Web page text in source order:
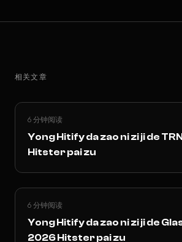
相关文章
6 分钟阅读
Yong Hitify da zao ni zi ji de
Hitster pai zu
6 分钟阅读
Yong Hitify da zao ni zi ji de
2026 Hitster pai zu